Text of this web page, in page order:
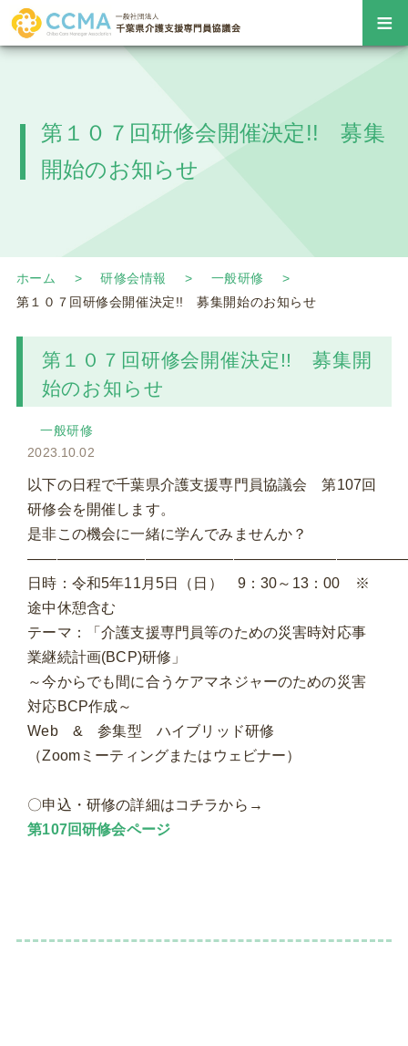
≡
第１０７回研修会開催決定!! 募集
開始のお知らせ
ホーム 研修会情報
一般研修
第１０７回研修会開催決定!! 募集開始のお知らせ
第１０７回研修会開催決定!! 募集開
始のお知らせ
一般研修
2023.10.02
以下の日程で千葉県介護支援専門員協議会 第107回
研修会を開催します。
是非この機会に一緒に学んでみませんか？
日時：令和5年11月5日（日） 9：30～13：00 ※
途中休憩含む
テーマ：「介護支援専門員等のための災害時対応事
業継続計画(BCP)研修」
～今からでも間に合うケアマネジャーのための災害
対応BCP作成～
Web & 参集型 ハイブリッド研修
（Zoomミーティングまたはウェビナー）
〇申込・研修の詳細はコチラから→
第107回研修会ページ